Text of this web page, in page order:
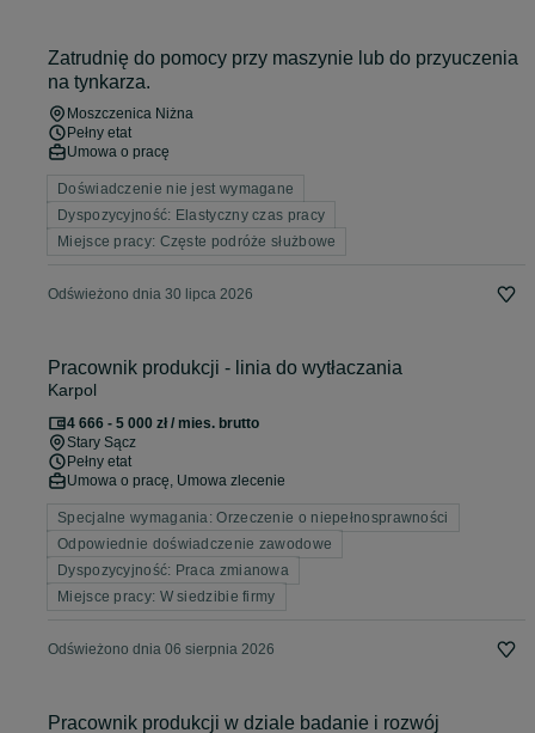
Zatrudnię do pomocy przy maszynie lub do przyuczenia
na tynkarza.
Moszczenica Niżna
Pełny etat
Umowa o pracę
Doświadczenie nie jest wymagane
Dyspozycyjność: Elastyczny czas pracy
Miejsce pracy: Częste podróże służbowe
Odświeżono dnia 30 lipca 2026
Pracownik produkcji - linia do wytłaczania
Karpol
4 666 - 5 000 zł / mies. brutto
Stary Sącz
Pełny etat
Umowa o pracę, Umowa zlecenie
Specjalne wymagania: Orzeczenie o niepełnosprawności
Odpowiednie doświadczenie zawodowe
Dyspozycyjność: Praca zmianowa
Miejsce pracy: W siedzibie firmy
Odświeżono dnia 06 sierpnia 2026
Pracownik produkcji w dziale badanie i rozwój